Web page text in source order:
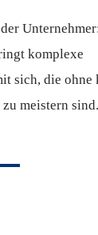
komplexe
sich, die ohne
meistern sind.